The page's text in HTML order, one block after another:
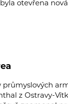
otevřena
průmyslových
z Ostravy-